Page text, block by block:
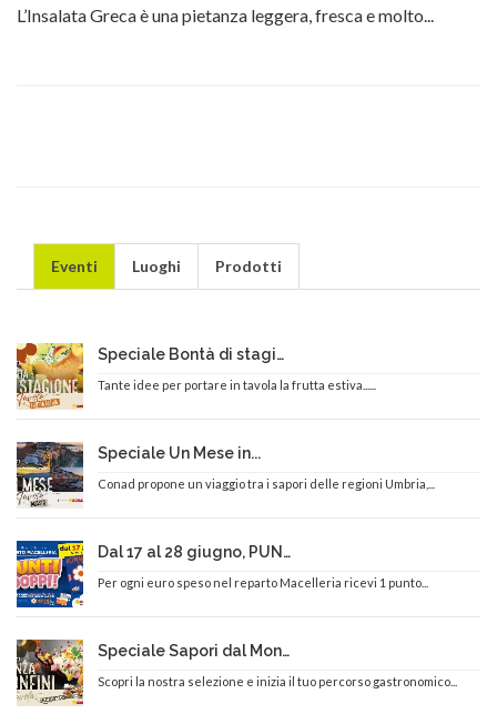
L’Insalata Greca è una pietanza leggera, fresca e molto...
Eventi Luoghi Prodotti
Speciale Bontà di stagione
Tante idee per portare in tavola la frutta estiva......
Speciale Un Mese in...
Conad propone un viaggio tra i sapori delle regioni Umbria,...
Dal 17 al 28 giugno, PUNTI DOPPI sul reparto Macelleria
Per ogni euro speso nel reparto Macelleria ricevi 1 punto...
Speciale Sapori dal Mondo in Tavola
Scopri la nostra selezione e inizia il tuo percorso gastronomico...